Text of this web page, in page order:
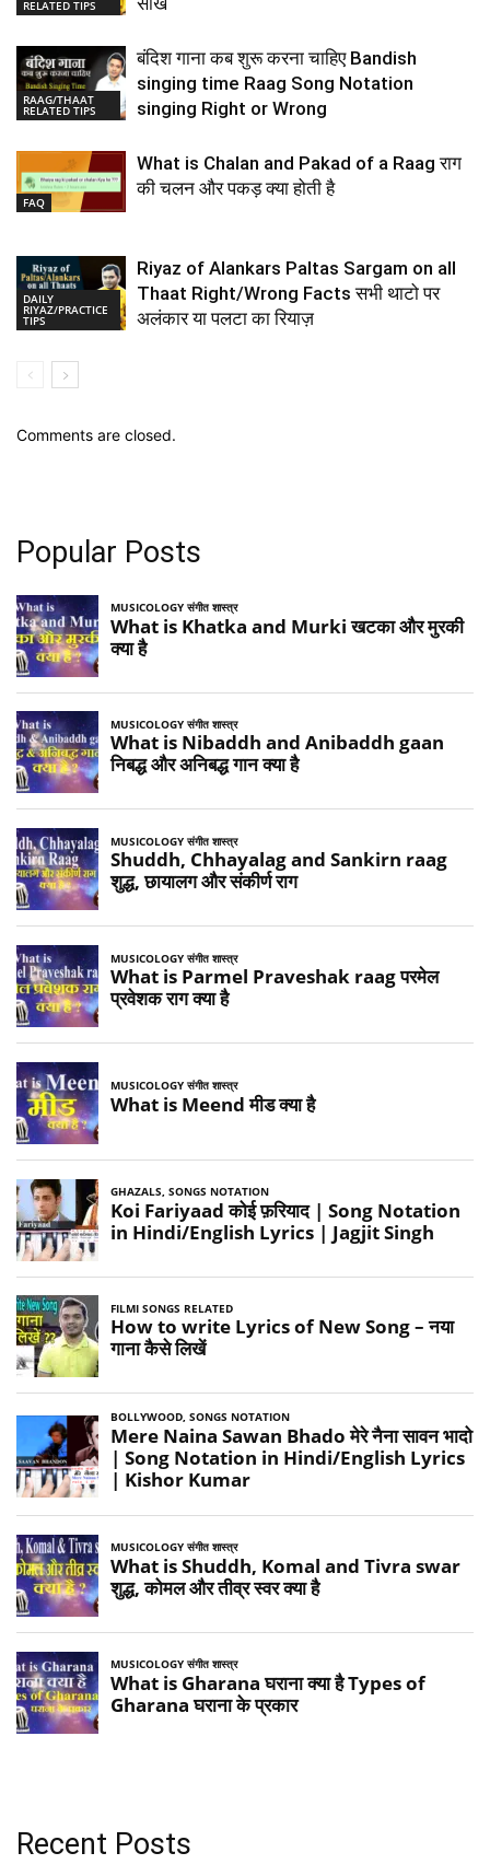
RELATED TIPS
RAAG/THAAT
RELATED TIPS
बंदिश गाना कब शुरू करना चाहिए Bandish
singing time Raag Song Notation
singing Right or Wrong
FAQ
What is Chalan and Pakad of a Raag राग
की चलन और पकड़ क्या होती है
DAILY
RIYAZ/PRACTICE
TIPS
Riyaz of Alankars Paltas Sargam on all
Thaat Right/Wrong Facts सभी थाटो पर
अलंकार या पलटा का रियाज़
Comments are closed.
Popular Posts
Recent Posts